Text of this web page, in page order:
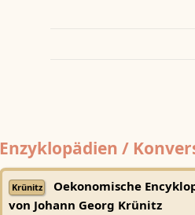
Enzyklopädien /
Krünitz
Oekonomische
von Johann Georg Krünitz